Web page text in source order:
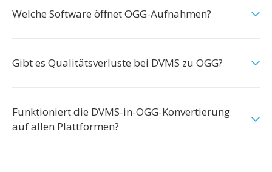
Welche Software öffnet OGG-Aufnahmen?
Gibt es Qualitätsverluste bei DVMS zu OGG?
Funktioniert die DVMS-in-OGG-Konvertierung
auf allen Plattformen?